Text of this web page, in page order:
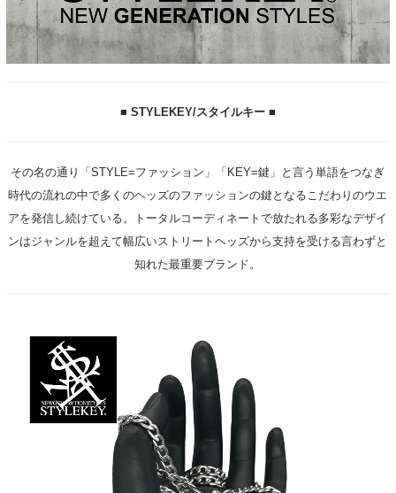
■ STYLEKEY/スタイルキー ■
その名の通り「STYLE=ファッション」「KEY=鍵」と言う単語をつなぎ
時代の流れの中で多くのヘッズのファッションの鍵となるこだわりのウエ
アを発信し続けている。トータルコーディネートで放たれる多彩なデザイ
ンはジャンルを超えて幅広いストリートヘッズから支持を受ける言わずと
知れた最重要ブランド。